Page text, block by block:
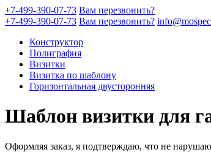
+7-499-390-07-73 Вам перезвонить?
+7-499-390-07-73 Вам перезвонить?
Конструктор
Полиграфия
Визитки
Визитка по шаблону
Горизонтальная двусторонняя
Шаблон визитки для
Оформляя заказ, я подтверждаю, что не